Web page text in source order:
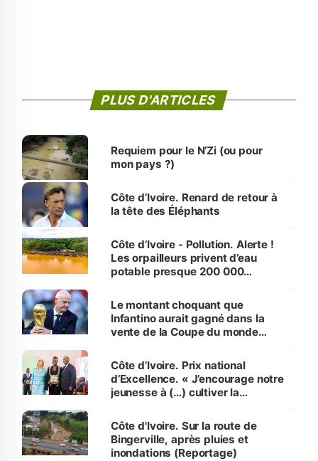
PLUS D'ARTICLES
Requiem pour le N’Zi (ou pour
mon pays ?)
Côte d’Ivoire. Renard de retour à
la tête des Éléphants
Côte d’Ivoire - Pollution. Alerte !
Les orpailleurs privent d’eau
potable presque 200 000
Le montant choquant que
Infantino aurait gagné dans la
vente de la Coupe du monde
Côte d’Ivoire. Prix national
d’Excellence. « J’encourage notre
jeunesse à (…) cultiver la
(Alassane Ouattara
Côte d'Ivoire. Sur la route de
Bingerville, après pluies et
inondations (Reportage)